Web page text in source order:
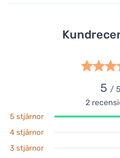
5 / 5
2
5 stjärnor
4 stjärnor
3 stjärnor